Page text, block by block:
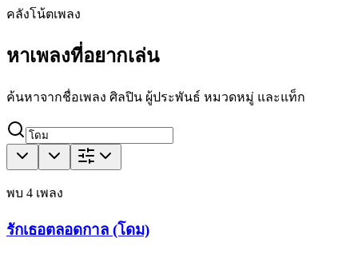
คลังโน้ตเพลง
หาเพลงที่อยากเล่น
ค้นหาจากชื่อเพลง ศิลปิน ผู้ประพันธ์ หมวดหมู่ และแท็ก
พบ 4 เพลง
รักเธอตลอดกาล (โดม)